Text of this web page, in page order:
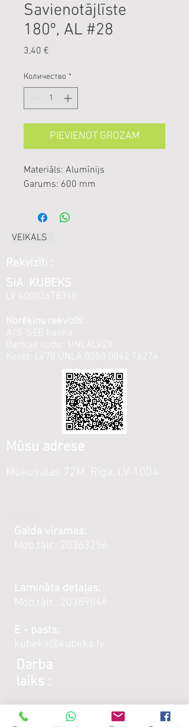
Savienotājlīste
180º, AL #28
3,40 €
Количество *
PIEVIENOT GROZAM
Materiāls: Alumīnijs
Garums: 600 mm
VEIKALS
Rekvizīti :
SIA KUBEKS
LV 40003678348
Norēķinu rekvizīti:
A/S SEB banka
Bankas kods: UNLALV2X
Konts: LV78 UNLA
0050 0042 76274
Mūsu adrese
Mūkusalas 72M, Rīga, LV-1004
Galda virsmas:
Mob.tālr.: 20363256
Lamināta detaļas:
Mob.tālr.: 20389846
E - pasts:
kubeks@kubeks.lv
Darba
laiks :
Galda virsmas: